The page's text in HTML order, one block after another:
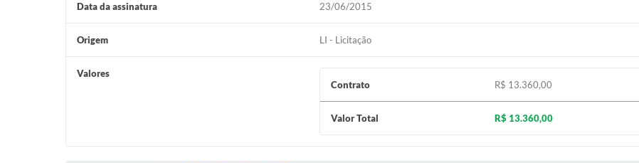
Data da assinatura 23/06/2015
Origem LI - Licitação
Valores
Contrato
R$ 13.360,00
Valor Total R$ 13.360,00